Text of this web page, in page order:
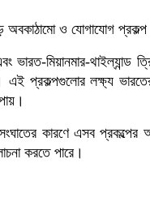
অবকাঠামো ও যোগাযোগ প্রকল্প
ভারত-মিয়ানমার-
প্রকল্পগুলোর লক্ষ্য ভারতের
সংঘাতের কারণে এসব
করতে পারে।